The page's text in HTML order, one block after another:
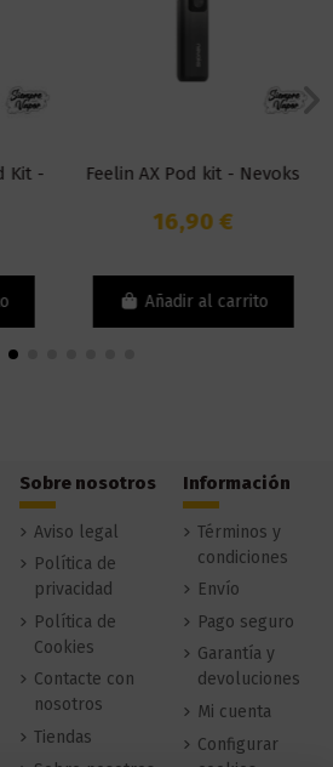
Kit -
Feelin AX Pod kit - Nevoks
16,90 €
Añadir al carrito
Sobre nosotros
Aviso legal
Política de
privacidad
Política de
Cookies
Contacte con
nosotros
Tiendas
Información
Términos y
condiciones
Envío
Pago seguro
Garantía y
devoluciones
Mi cuenta
Configurar